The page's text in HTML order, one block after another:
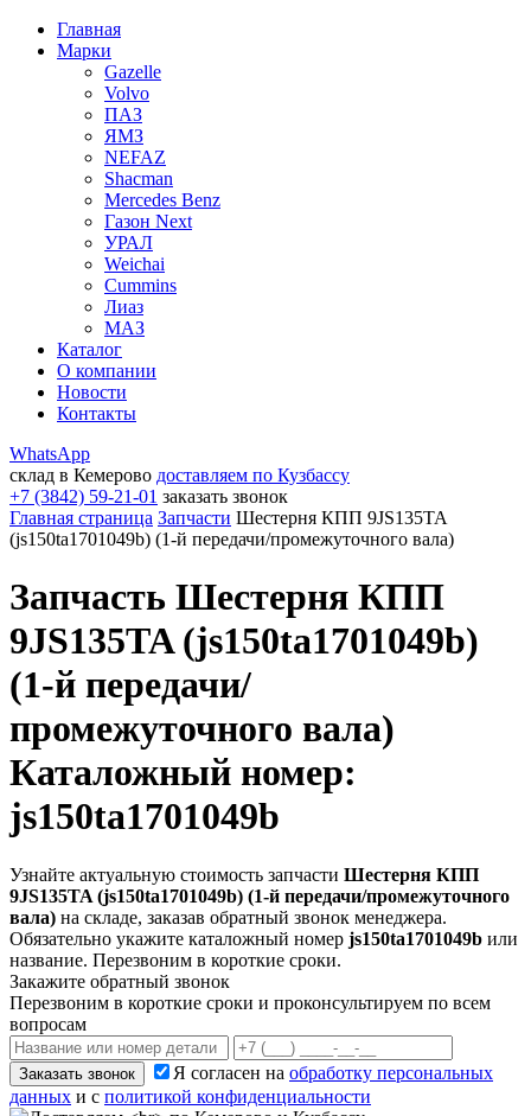
Главная
Марки
Gazelle
Volvo
ПАЗ
ЯМЗ
NEFAZ
Shacman
Mercedes Benz
Газон Next
УРАЛ
Weichai
Cummins
Лиаз
МАЗ
Каталог
О компании
Новости
Контакты
WhatsApp
склад в Кемерово доставляем по Кузбассу
+7 (3842) 59-21-01 заказать звонок
Главная страница Запчасти Шестерня КПП 9JS135TA
(js150ta1701049b) (1-й передачи/промежуточного вала)
Запчасть Шестерня КПП
9JS135TA (js150ta1701049b)
(1-й передачи/
промежуточного вала)
Каталожный номер:
js150ta1701049b
Узнайте актуальную стоимость запчасти Шестерня КПП
9JS135TA (js150ta1701049b) (1-й передачи/промежуточного
вала) на складе, заказав обратный звонок менеджера.
Обязательно укажите каталожный номер js150ta1701049b или
название. Перезвоним в короткие сроки.
Закажите обратный звонок
Перезвоним в короткие сроки и проконсультируем по всем
вопросам
Заказать звонок Я согласен на обработку персональных
данных и с политикой конфиденциальности